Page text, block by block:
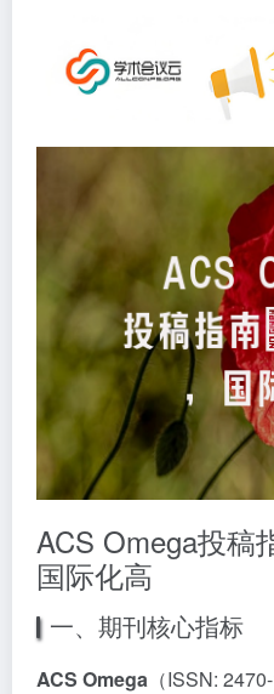
ACS Omega投稿
国际化高
一、期刊核心指标
ACS Omega （ISSN: